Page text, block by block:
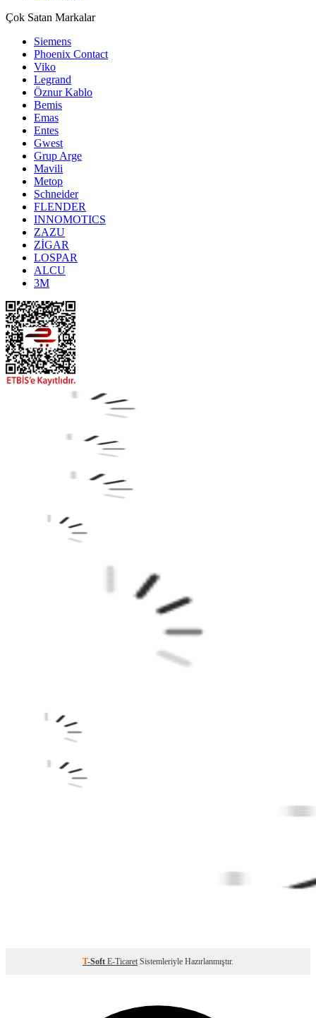
Çok Satan Markalar
Siemens
Phoenix Contact
Viko
Legrand
Öznur Kablo
Bemis
Emas
Entes
Gwest
Grup Arge
Mavili
Metop
Schneider
FLENDER
INNOMOTICS
ZAZU
ZİGAR
LOSPAR
ALCU
3M
T-Soft E-Ticaret Sistemleriyle Hazırlanmıştır.